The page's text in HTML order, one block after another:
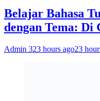
Belajar Bahasa
dengan Tema:
Admin 323 hours ago23